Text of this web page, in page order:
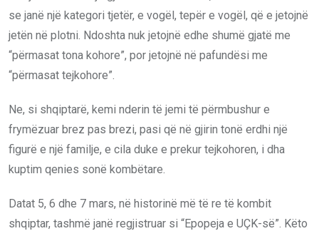
se janë një kategori tjetër, e vogël, tepër e vogël, që e jetojnë
jetën në plotni. Ndoshta nuk jetojnë edhe shumë gjatë me
“përmasat tona kohore”, por jetojnë në pafundësi me
“përmasat tejkohore”.
Ne, si shqiptarë, kemi nderin të jemi të përmbushur e
frymëzuar brez pas brezi, pasi që në gjirin tonë erdhi një
figurë e një familje, e cila duke e prekur tejkohoren, i dha
kuptim qenies sonë kombëtare.
Datat 5, 6 dhe 7 mars, në historinë më të re të kombit
shqiptar, tashmë janë regjistruar si “Epopeja e UÇK-së”. Këto